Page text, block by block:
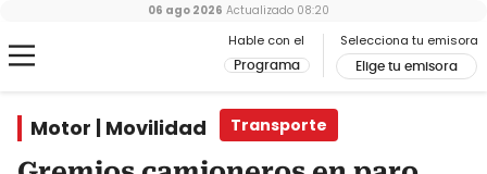
Hable con el
Programa
Selecciona tu emisora
Elige tu emisora
06 ago 2026 Actualizado 08:20
Motor | Movilidad Transporte